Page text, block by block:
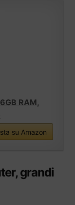
RAM,
su Amazon
grandi